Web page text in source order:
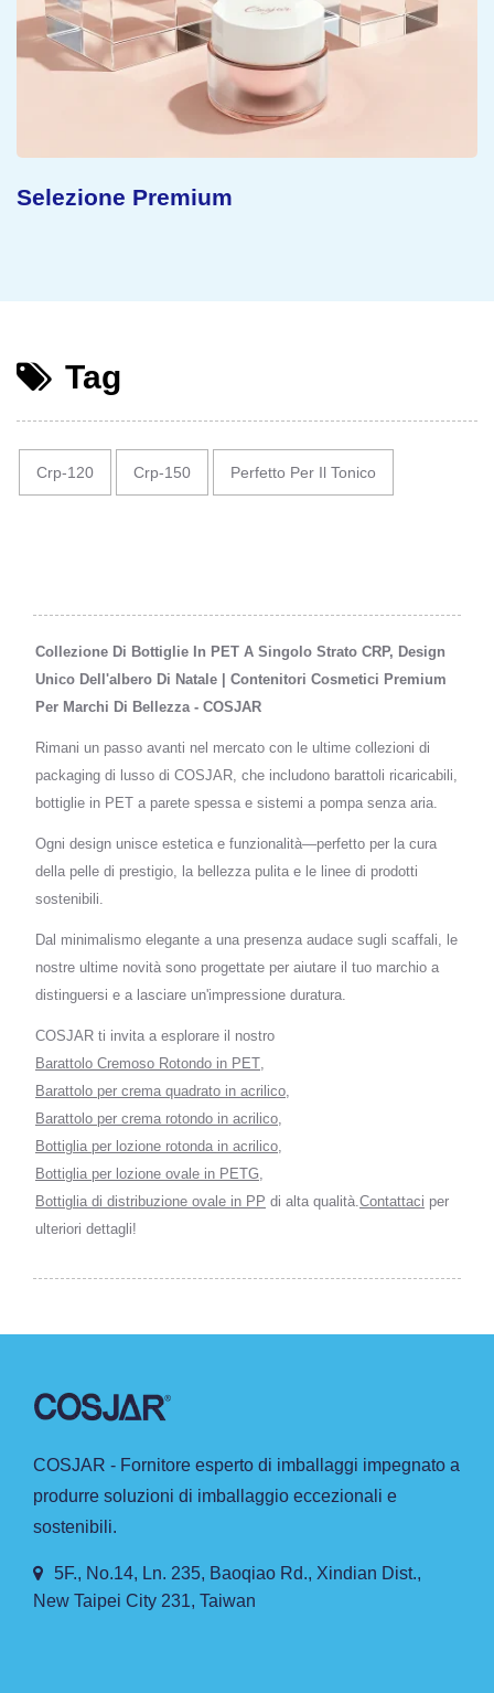
Concetto Sostenibile
Tag
Crp-120 Crp-150 Perfetto Per Il Tonico
Collezione Di Bottiglie In PET A Singolo Strato CRP, Design
Unico Dell'albero Di Natale | Contenitori Cosmetici Premium
Per Marchi Di Bellezza - COSJAR
Rimani un passo avanti nel mercato con le ultime collezioni di
packaging di lusso di COSJAR, che includono barattoli ricaricabili,
bottiglie in PET a parete spessa e sistemi a pompa senza aria.
Ogni design unisce estetica e funzionalità—perfetto per la cura
della pelle di prestigio, la bellezza pulita e le linee di prodotti
sostenibili.
Dal minimalismo elegante a una presenza audace sugli scaffali, le
nostre ultime novità sono progettate per aiutare il tuo marchio a
distinguersi e a lasciare un'impressione duratura.
COSJAR ti invita a esplorare il nostro
Barattolo Cremoso Rotondo in PET,
Barattolo per crema quadrato in acrilico,
Barattolo per crema rotondo in acrilico,
Bottiglia per lozione rotonda in acrilico,
Bottiglia per lozione ovale in PETG,
Bottiglia di distribuzione ovale in PP di alta qualità.Contattaci per
ulteriori dettagli!
COSJAR - Fornitore esperto di imballaggi impegnato a
produrre soluzioni di imballaggio eccezionali e
sostenibili.
5F., No.14, Ln. 235, Baoqiao Rd., Xindian Dist.,
New Taipei City 231, Taiwan